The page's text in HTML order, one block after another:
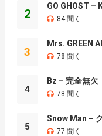
2
GO GHOST –
84 聞く
3
Mrs. GREEN
78 聞く
4
Bz – 完全無欠
78 聞く
5
Snow Man –
77 聞く